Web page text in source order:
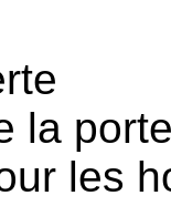
la
les